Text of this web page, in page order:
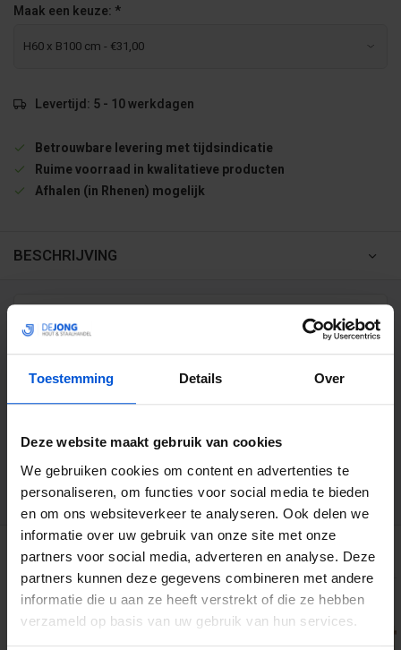
Toestemming Details Over
Deze website maakt gebruik van cookies
We gebruiken cookies om content en advertenties te
personaliseren, om functies voor social media te bieden
en om ons websiteverkeer te analyseren. Ook delen we
informatie over uw gebruik van onze site met onze
partners voor social media, adverteren en analyse. Deze
partners kunnen deze gegevens combineren met andere
informatie die u aan ze heeft verstrekt of die ze hebben
verzameld op basis van uw gebruik van hun services.
Maak een keuze: *
Levertijd: 5 - 10 werkdagen
Betrouwbare levering met tijdsindicatie
Ruime voorraad in kwalitatieve producten
Afhalen (in Rhenen) mogelijk
BESCHRIJVING
WIJ HELPEN JE GRAAG
3194 klanten geven ons een 9.1 op
GERELATEERDE PRODUCTEN